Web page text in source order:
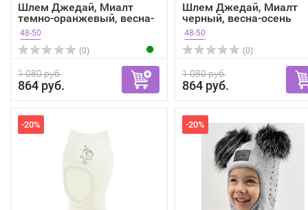
Шлем Джедай, Миалт
темно-оранжевый, весна-
о...
48-50
(0)
1 080 руб.
864 руб.
Шлем Джедай, Миалт
черный, весна-осень
48-50
(0)
1 080 руб.
864 руб.
-20% -20%